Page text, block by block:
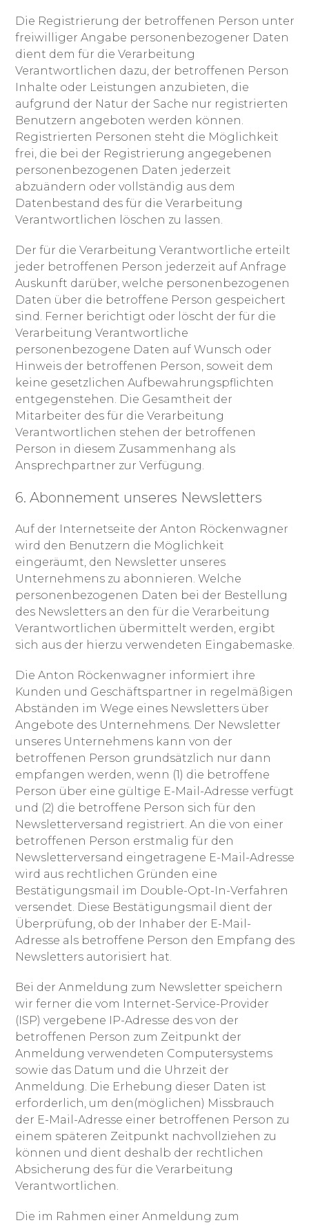
Die Registrierung der betroffenen Person unter
freiwilliger Angabe personenbezogener Daten
dient dem für die Verarbeitung
Verantwortlichen dazu, der betroffenen Person
Inhalte oder Leistungen anzubieten, die
aufgrund der Natur der Sache nur registrierten
Benutzern angeboten werden können.
Registrierten Personen steht die Möglichkeit
frei, die bei der Registrierung angegebenen
personenbezogenen Daten jederzeit
abzuändern oder vollständig aus dem
Datenbestand des für die Verarbeitung
Verantwortlichen löschen zu lassen.
Der für die Verarbeitung Verantwortliche erteilt
jeder betroffenen Person jederzeit auf Anfrage
Auskunft darüber, welche personenbezogenen
Daten über die betroffene Person gespeichert
sind. Ferner berichtigt oder löscht der für die
Verarbeitung Verantwortliche
personenbezogene Daten auf Wunsch oder
Hinweis der betroffenen Person, soweit dem
keine gesetzlichen Aufbewahrungspflichten
entgegenstehen. Die Gesamtheit der
Mitarbeiter des für die Verarbeitung
Verantwortlichen stehen der betroffenen
Person in diesem Zusammenhang als
Ansprechpartner zur Verfügung.
6. Abonnement unseres Newsletters
Auf der Internetseite der Anton Röckenwagner
wird den Benutzern die Möglichkeit
eingeräumt, den Newsletter unseres
Unternehmens zu abonnieren. Welche
personenbezogenen Daten bei der Bestellung
des Newsletters an den für die Verarbeitung
Verantwortlichen übermittelt werden, ergibt
sich aus der hierzu verwendeten Eingabemaske.
Die Anton Röckenwagner informiert ihre
Kunden und Geschäftspartner in regelmäßigen
Abständen im Wege eines Newsletters über
Angebote des Unternehmens. Der Newsletter
unseres Unternehmens kann von der
betroffenen Person grundsätzlich nur dann
empfangen werden, wenn (1) die betroffene
Person über eine gültige E-Mail-Adresse verfügt
und (2) die betroffene Person sich für den
Newsletterversand registriert. An die von einer
betroffenen Person erstmalig für den
Newsletterversand eingetragene E-Mail-Adresse
wird aus rechtlichen Gründen eine
Bestätigungsmail im Double-Opt-In-Verfahren
versendet. Diese Bestätigungsmail dient der
Überprüfung, ob der Inhaber der E-Mail-
Adresse als betroffene Person den Empfang des
Newsletters autorisiert hat.
Bei der Anmeldung zum Newsletter speichern
wir ferner die vom Internet-Service-Provider
(ISP) vergebene IP-Adresse des von der
betroffenen Person zum Zeitpunkt der
Anmeldung verwendeten Computersystems
sowie das Datum und die Uhrzeit der
Anmeldung. Die Erhebung dieser Daten ist
erforderlich, um den(möglichen) Missbrauch
der E-Mail-Adresse einer betroffenen Person zu
einem späteren Zeitpunkt nachvollziehen zu
können und dient deshalb der rechtlichen
Absicherung des für die Verarbeitung
Verantwortlichen.
Die im Rahmen einer Anmeldung zum